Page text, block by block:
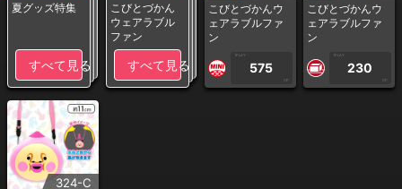
夏グッズ特集
すべて見る
こびとづかん
ウェアラブル
ファン
すべて見る
こびとづかんウ
ェアラブルファ
ン
1PLAY
575
CP
こびとづかんウ
ェアラブルファ
ン
1PLAY
230
CP
324-C